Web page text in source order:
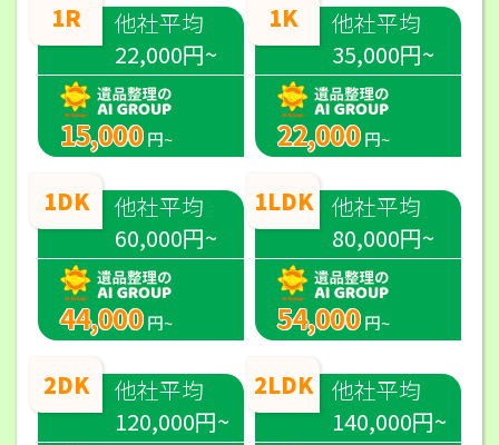
1R
他社平均
22,000円~
15,000 円~
1DK
他社平均
60,000円~
44,000 円~
2DK
他社平均
120,000円~
1K
他社平均
35,000円~
22,000 円~
1LDK 他社平均
80,000円~
54,000 円~
2LDK 他社平均
140,000円~